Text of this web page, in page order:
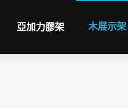
亞加力膠架 木展示架